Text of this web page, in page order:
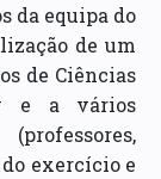
da equipa do
de um
de Ciências
e a vários
exercício e